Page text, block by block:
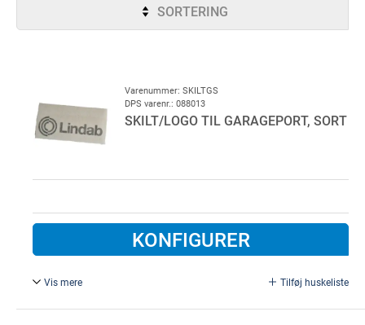
SORTERING
Varenummer: SKILTGS
DPS varenr.: 088013
SKILT/LOGO TIL GARAGEPORT, SORT
KONFIGURER
Vis mere Tilføj huskeliste